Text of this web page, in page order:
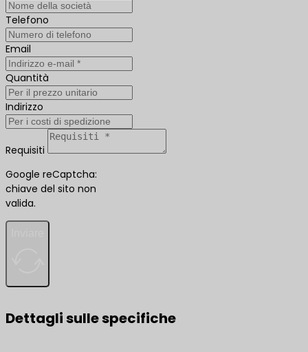
Telefono
Email
Quantità
Indirizzo
Requisiti
Google reCaptcha:
chiave del sito non
valida.
Dettagli sulle specifiche